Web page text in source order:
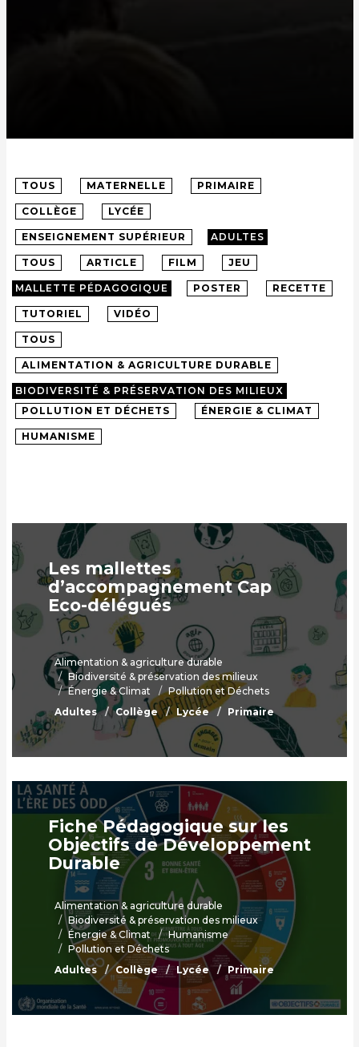
TOUS MATERNELLE PRIMAIRE
COLLÈGE LYCÉE
ENSEIGNEMENT SUPÉRIEUR ADULTES
TOUS ARTICLE FILM JEU
MALLETTE PÉDAGOGIQUE POSTER RECETTE
TUTORIEL VIDÉO
TOUS
ALIMENTATION & AGRICULTURE DURABLE
BIODIVERSITÉ & PRÉSERVATION DES MILIEUX
POLLUTION ET DÉCHETS
ÉNERGIE & CLIMAT
HUMANISME
Les mallettes
d’accompagnement Cap
Eco-délégués
Alimentation & agriculture durable
Biodiversité & préservation des milieux
Énergie & Climat
Pollution et Déchets
Adultes
Collège Lycée Primaire
Fiche Pédagogique sur les
Objectifs de Développement
Durable
Alimentation & agriculture durable
Biodiversité & préservation des milieux
Énergie & Climat
Humanisme
Pollution et Déchets
Adultes
Collège Lycée Primaire